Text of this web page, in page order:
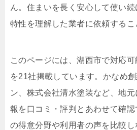
ん。住まいを長く安心して使い
特性を理解した業者に依頼するこ
このページには、湖西市で対応
を21社掲載しています。かなめ
ン、株式会社清水塗装など、地
報を口コミ・評判とあわせて確認
の得意分野や利用者の声を比較